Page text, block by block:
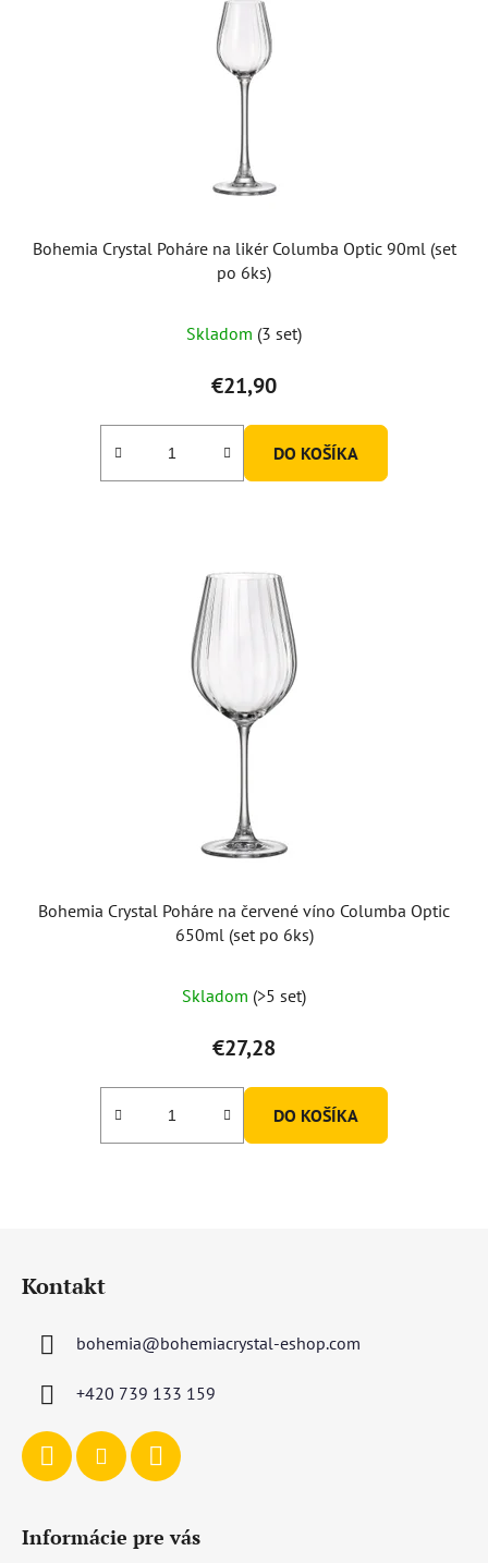
Bohemia Crystal Poháre na likér Columba Optic 90ml (set
po 6ks)
Skladom (3 set)
€21,90
DO KOŠÍKA
Bohemia Crystal Poháre na červené víno Columba Optic
650ml (set po 6ks)
Skladom (>5 set)
€27,28
DO KOŠÍKA
Kontakt
bohemia@bohemiacrystal-eshop.com
+420 739 133 159
Informácie pre vás